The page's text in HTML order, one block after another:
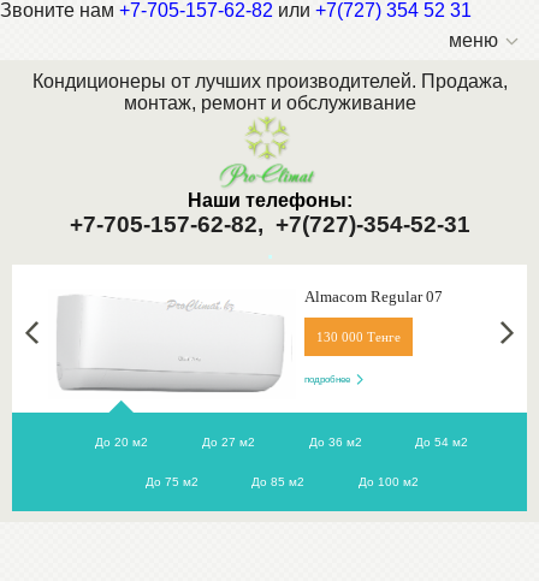
Звоните нам +7-705-157-62-82 или +7(727) 354 52 31
меню
Кондиционеры от лучших производителей. Продажа,
монтаж, ремонт и обслуживание
Наши телефоны:
+7-705-157-62-82, +7(727)-354-52-31
.
Almacom Regular 07
130 000 Тенге
подробнее
До 20 м2 До 27 м2 До 36 м2 До 54 м2
До 75 м2 До 85 м2 До 100 м2